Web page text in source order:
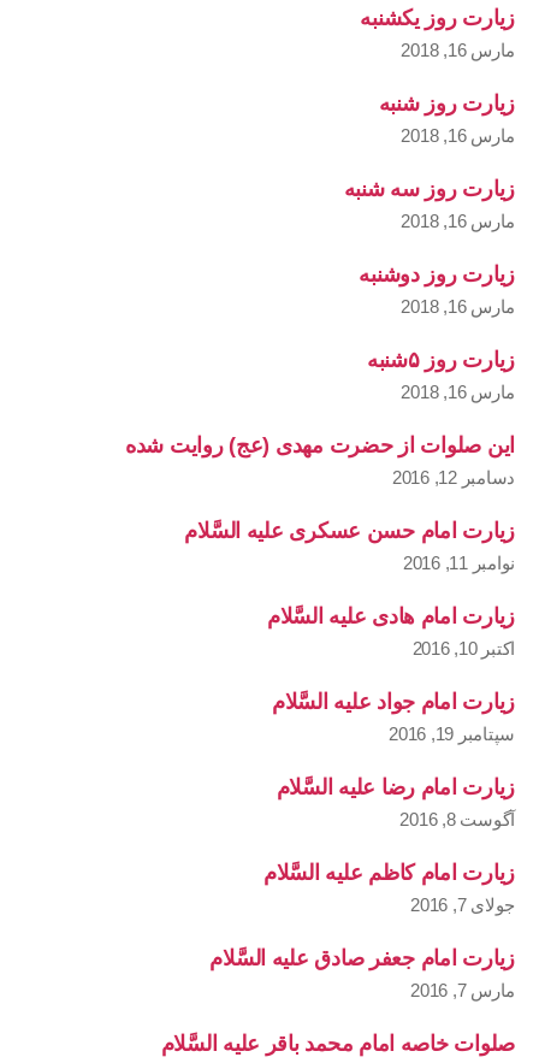
زیارت روز یکشنبه
مارس 16, 2018
زیارت روز شنبه
مارس 16, 2018
زیارت روز سه شنبه
مارس 16, 2018
زیارت روز دوشنبه
مارس 16, 2018
زیارت روز ۵شنبه
مارس 16, 2018
این صلوات از حضرت مهدی (عج) روایت شده
دسامبر 12, 2016
زیارت امام حسن عسکری علیه السَّلام
نوامبر 11, 2016
زیارت امام هادی علیه السَّلام
اکتبر 10, 2016
زیارت امام جواد علیه السَّلام
سپتامبر 19, 2016
زیارت امام رضا علیه السَّلام
آگوست 8, 2016
زیارت امام کاظم علیه السَّلام
جولای 7, 2016
زیارت امام جعفر صادق علیه السَّلام
مارس 7, 2016
صلوات خاصه امام محمد باقر علیه السَّلام